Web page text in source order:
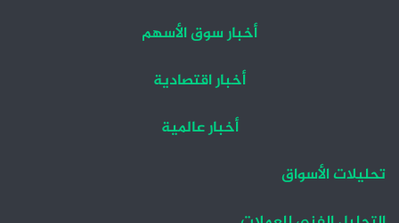
أخبار سوق الأسهم
أخبار اقتصادية
أخبار عالمية
تحليلات الأسواق